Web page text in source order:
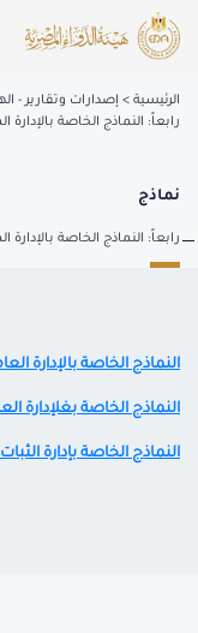
الرئيسية إصدارات وتقارير -
رابعاً: النماذج الخاصة
نماذج
رابعاً: النماذج الخاصة
النماذج الخاصة بالإدارة
النماذج الخاصة بغلإدارة
النماذج الخاصة بإدارة الثبات